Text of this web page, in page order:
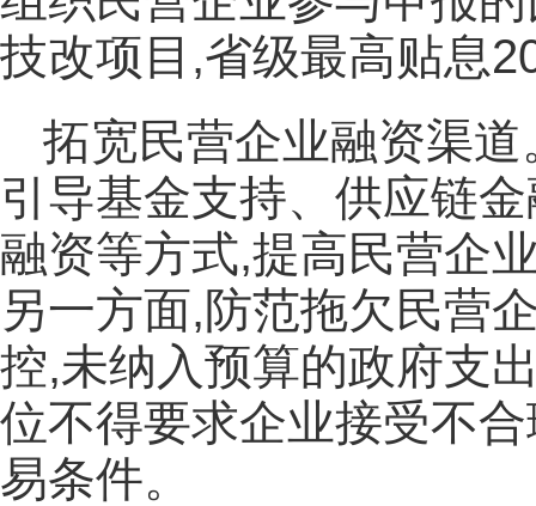
技改项目,省级最高贴息
拓宽民营企业融资渠
引导基金支持、供应链
融资等方式,提高民营企
另一方面,防范拖欠民营
控,未纳入预算的政府支
位不得要求企业接受不
易条件。